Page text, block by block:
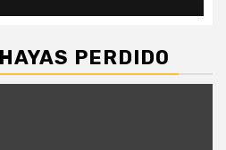
PERDIDO